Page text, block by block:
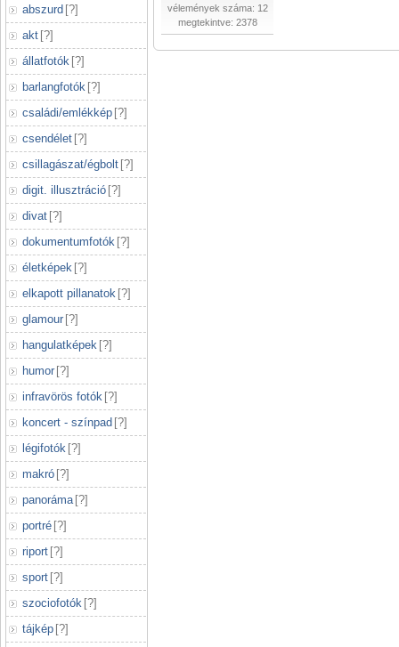
abszurd [?]
akt [?]
állatfotók [?]
barlangfotók [?]
családi/emlékkép [?]
csendélet [?]
csillagászat/égbolt [?]
digit. illusztráció [?]
divat [?]
dokumentumfotók [?]
életképek [?]
elkapott pillanatok [?]
glamour [?]
hangulatképek [?]
humor [?]
infravörös fotók [?]
koncert - színpad [?]
légifotók [?]
makró [?]
panoráma [?]
portré [?]
riport [?]
sport [?]
szociofotók [?]
tájkép [?]
vélemények száma: 12
megtekintve: 2378